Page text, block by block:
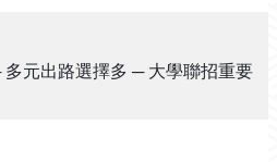
元出路選擇多 ─ 大學聯招重要